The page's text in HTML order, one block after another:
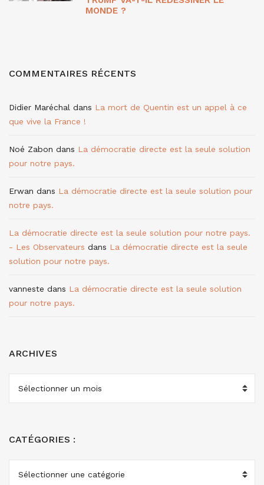
MONDE ?
COMMENTAIRES RÉCENTS
Didier Maréchal dans La mort de Quentin est un appel à ce
que vive la France !
Noé Zabon dans La démocratie directe est la seule solution
pour notre pays.
Erwan dans La démocratie directe est la seule solution pour
notre pays.
La démocratie directe est la seule solution pour notre pays.
- Les Observateurs dans La démocratie directe est la seule
solution pour notre pays.
vanneste dans La démocratie directe est la seule solution
pour notre pays.
ARCHIVES
CATÉGORIES :